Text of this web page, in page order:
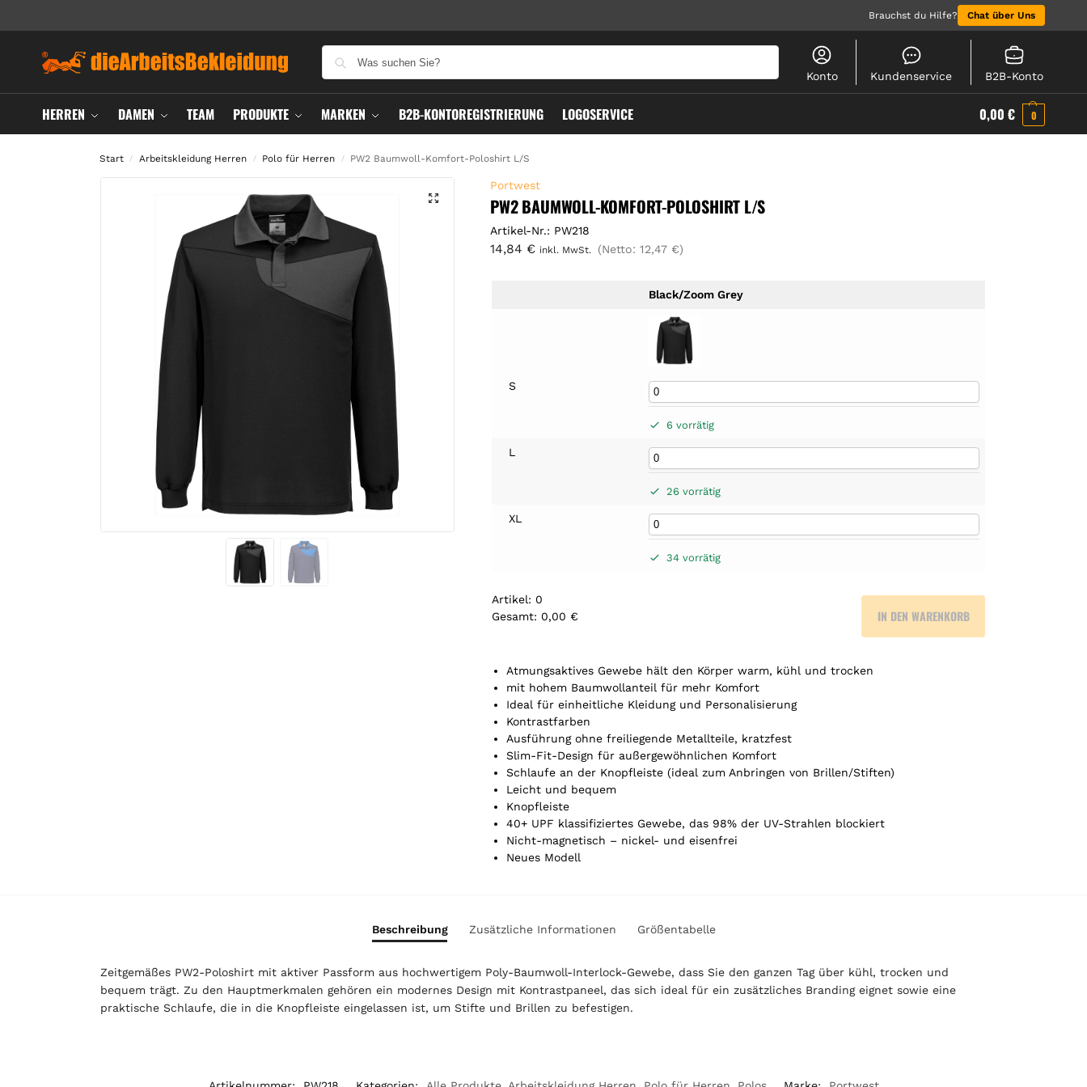
Brauchst du Hilfe? Chat über Uns
Konto Kundenservice B2B-Konto
HERREN DAMEN TEAM PRODUKTE MARKEN B2B-KONTOREGISTRIERUNG LOGOSERVICE 0,00 € 0
Start / Arbeitskleidung Herren / Polo für Herren / PW2 Baumwoll-Komfort-Poloshirt L/S
Portwest
PW2 BAUMWOLL-KOMFORT-POLOSHIRT L/S
Artikel-Nr.: PW218
14,84 € inkl. MwSt. (Netto:12,47 €)
Black/Zoom Grey
S
6 vorrätig
L
26 vorrätig
XL
34 vorrätig
Artikel: 0
Gesamt: 0,00 €
r
t
i
k
e
l
.
Y
o
u
r
t
l
0
0
IN DEN WARENKORB
Atmungsaktives Gewebe hält den Körper warm, kühl und trocken
mit hohem Baumwollanteil für mehr Komfort
Ideal für einheitliche Kleidung und Personalisierung
Kontrastfarben
Ausführung ohne freiliegende Metallteile, kratzfest
Slim-Fit-Design für außergewöhnlichen Komfort
Schlaufe an der Knopfleiste (ideal zum Anbringen von Brillen/Stiften)
Leicht und bequem
Knopfleiste
40+ UPF klassifiziertes Gewebe, das 98% der UV-Strahlen blockiert
Nicht-magnetisch – nickel- und eisenfrei
Neues Modell
Beschreibung Zusätzliche Informationen Größentabelle
Zeitgemäßes PW2-Poloshirt mit aktiver Passform aus hochwertigem Poly-Baumwoll-Interlock-Gewebe, dass Sie den ganzen Tag über kühl, trocken und
bequem trägt. Zu den Hauptmerkmalen gehören ein modernes Design mit Kontrastpaneel, das sich ideal für ein zusätzliches Branding eignet sowie eine
praktische Schlaufe, die in die Knopfleiste eingelassen ist, um Stifte und Brillen zu befestigen.